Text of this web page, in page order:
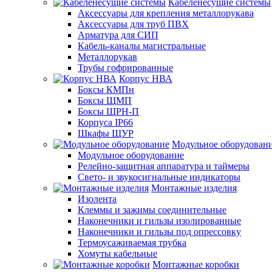
Аксессуары для крепления металлорукава
Аксессуары для труб ПВХ
Арматура для СИП
Кабель-каналы магистральные
Металлорукав
Трубы гофрированные
Корпус НВА
Боксы КМПн
Боксы ЩМП
Боксы ЩРН-П
Корпуса IP66
Шкафы ЩУР
Модульное
Модульное оборудование
Релейно-защитная аппаратура и таймеры
Свето- и звукосигнальные индикаторы
Монтажные изделия
Изолента
Клеммы и зажимы соединительные
Наконечники и гильзы изолированные
Наконечники и гильзы под опрессовку
Термоусаживаемая трубка
Хомуты кабельные
Монтажные коробки